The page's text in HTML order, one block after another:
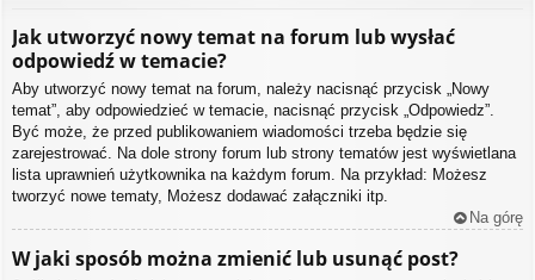
Jak utworzyć nowy temat na forum lub wysłać
odpowiedź w temacie?
Aby utworzyć nowy temat na forum, należy nacisnąć przycisk „Nowy
temat”, aby odpowiedzieć w temacie, nacisnąć przycisk „Odpowiedz”.
Być może, że przed publikowaniem wiadomości trzeba będzie się
zarejestrować. Na dole strony forum lub strony tematów jest wyświetlana
lista uprawnień użytkownika na każdym forum. Na przykład: Możesz
tworzyć nowe tematy, Możesz dodawać załączniki itp.
Na górę
W jaki sposób można zmienić lub usunąć post?